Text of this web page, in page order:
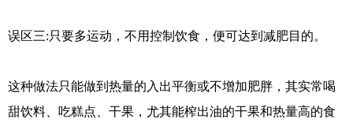
误区三:只要多运动，不用控制饮食，便可达到减肥目的。
这种做法只能做到热量的入出平衡或不增加肥胖，其实常喝
甜饮料、吃糕点、干果，尤其能榨出油的干果和热量高的食